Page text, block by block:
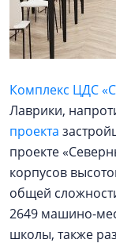
Комплекс ЦДС
Лаврики,
проекта
проекте
корпусов
общей
2649 машино-
школы, также